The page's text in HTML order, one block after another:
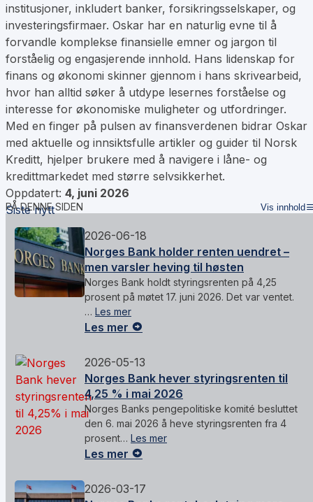
institusjoner, inkludert banker, forsikringsselskaper, og
investeringsfirmaer. Oskar har en naturlig evne til å
forvandle komplekse finansielle emner og jargon til
forståelig og engasjerende innhold. Hans lidenskap for
finans og økonomi skinner gjennom i hans skrivearbeid,
hvor han alltid søker å utdype lesernes forståelse og
interesse for økonomiske muligheter og utfordringer.
Med en finger på pulsen av finansverdenen bidrar Oskar
med aktuelle og innsiktsfulle artikler og guider til Norsk
Kreditt, hjelper brukere med å navigere i låne- og
kredittmarkedet med større selvsikkerhet.
Oppdatert: 4, juni 2026
PÅ DENNE SIDEN Vis innhold
Siste nytt
2026-06-18
Norges Bank holder renten uendret –
men varsler heving til høsten
Norges Bank holdt styringsrenten på 4,25
prosent på møtet 17. juni 2026. Det var ventet.
… Les mer
Les mer
2026-05-13
Norges Bank hever styringsrenten til
4,25 % i mai 2026
Norges Banks pengepolitiske komité besluttet
den 6. mai 2026 å heve styringsrenten fra 4
prosent… Les mer
Les mer
2026-03-17